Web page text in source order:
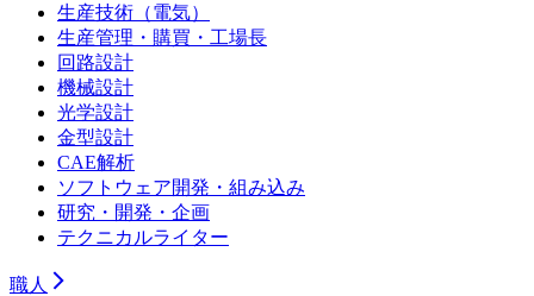
生産技術（電気）
生産管理・購買・工場長
回路設計
機械設計
光学設計
金型設計
CAE解析
ソフトウェア開発・組み込み
研究・開発・企画
テクニカルライター
職人